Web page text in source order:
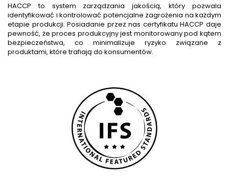
HACCP to system zarządzania jakością, który pozwala
identyfikować i kontrolować potencjalne zagrożenia na każdym
etapie produkcji. Posiadanie przez nas certyfikatu HACCP daje
pewność, że proces produkcyjny jest monitorowany pod kątem
bezpieczeństwa, co minimalizuje ryzyko związane z
produktami, które trafiają do konsumentów.